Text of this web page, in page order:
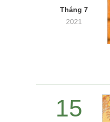
Tháng 7
2021
15